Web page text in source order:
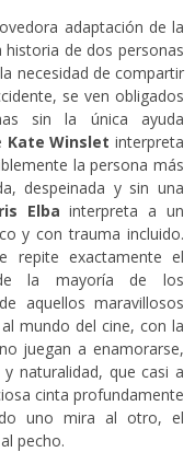
adaptación de la
historia de dos personas
necesidad de compartir
se ven obligados
sin la única ayuda
Kate Winsletinterpreta
la persona más
despeinada y sin una
Elba interpreta a un
y con trauma incluido.
repite exactamente el
de la mayoría de los
aquellos maravillosos
mundo del cine, con la
juegan a enamorarse,
naturalidad, que casi a
cinta profundamente
uno mira al otro, el
pecho.